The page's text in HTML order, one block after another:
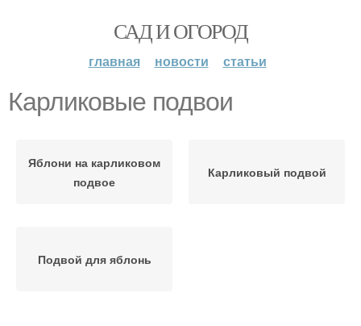
САД И ОГОРОД
главная новости статьи
Карликовые подвои
Яблони на карликовом
подвое
Карликовый подвой
Подвой для яблонь